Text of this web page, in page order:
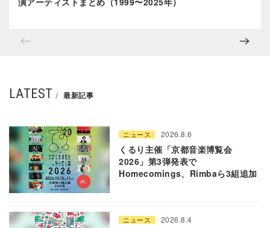
LATEST 最新記事
ニュース 2026.8.6
くるり主催「京都音楽博覧会
2026」第3弾発表で
Homecomings、Rimbaら3組追加
ニュース 2026.8.4